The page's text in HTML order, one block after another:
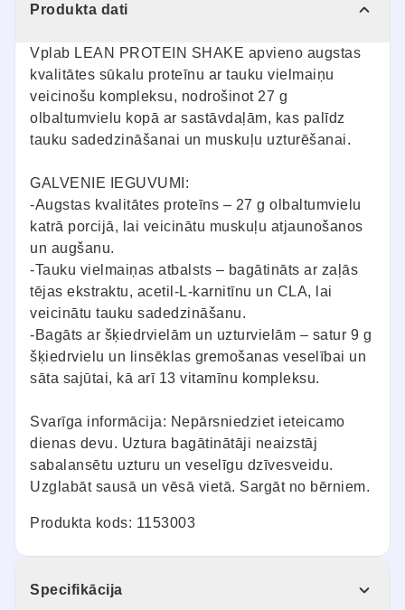
Produkta dati
Vplab LEAN PROTEIN SHAKE apvieno augstas
kvalitātes sūkalu proteīnu ar tauku vielmaiņu
veicinošu kompleksu, nodrošinot 27 g
olbaltumvielu kopā ar sastāvdaļām, kas palīdz
tauku sadedzināšanai un muskuļu uzturēšanai.
GALVENIE IEGUVUMI:
-Augstas kvalitātes proteīns – 27 g olbaltumvielu
katrā porcijā, lai veicinātu muskuļu atjaunošanos
un augšanu.
-Tauku vielmaiņas atbalsts – bagātināts ar zaļās
tējas ekstraktu, acetil-L-karnitīnu un CLA, lai
veicinātu tauku sadedzināšanu.
-Bagāts ar šķiedrvielām un uzturvielām – satur 9 g
šķiedrvielu un linsēklas gremošanas veselībai un
sāta sajūtai, kā arī 13 vitamīnu kompleksu.
Svarīga informācija: Nepārsniedziet ieteicamo
dienas devu. Uztura bagātinātāji neaizstāj
sabalansētu uzturu un veselīgu dzīvesveidu.
Uzglabāt sausā un vēsā vietā. Sargāt no bērniem.
Produkta kods: 1153003
Specifikācija